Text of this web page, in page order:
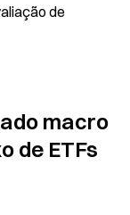
de
macro
de ETFs